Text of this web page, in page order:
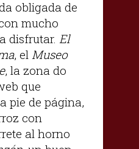
obligada de
mucho
disfrutar. El
, el Museo
, la zona do
que
pie de página,
con
al horno